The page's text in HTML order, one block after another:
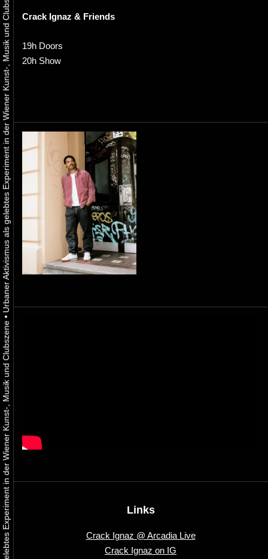
Urbaner Aktivismus als gelebtes Experiment in der Wiener Kunst-, Musik und Clubszene
•
Urbaner Aktivismus als gelebtes Experiment in der Wiener Kunst-, Musik und Clubszene Crack Ignaz & Friends
19h Doors
20h Show
Links
Crack Ignaz @ Arcadia Live
Crack Ignaz on IG